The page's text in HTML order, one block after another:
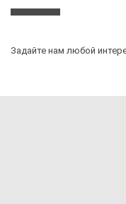
Задайте нам любой